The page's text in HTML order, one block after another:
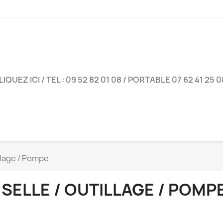
ICI / TEL : 09 52 82 01 08 / PORTABLE 07 62 41 25
/ Pompe
/ OUTILLAGE /